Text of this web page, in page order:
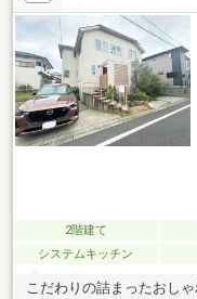
2階建て
システムキッチン
こだわりの詰まったおし